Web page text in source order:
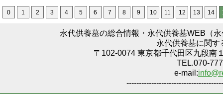
0 1 2 3 4 5 6 7 8 9 10 11 12 13 14
永代供養墓の総合情報・永代供養墓WEB（
永代供養墓に関す
〒102-0074 東京都千代田区九段南
TEL.070-
e-mail: